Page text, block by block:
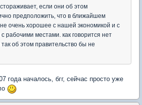
если они об этом
предположить, что в ближайшем
очень хорошее с нашей экономикой и с
рабочими местами. как говорится нет
об этом правительство бы не
года началось, бгг, сейчас просто уже